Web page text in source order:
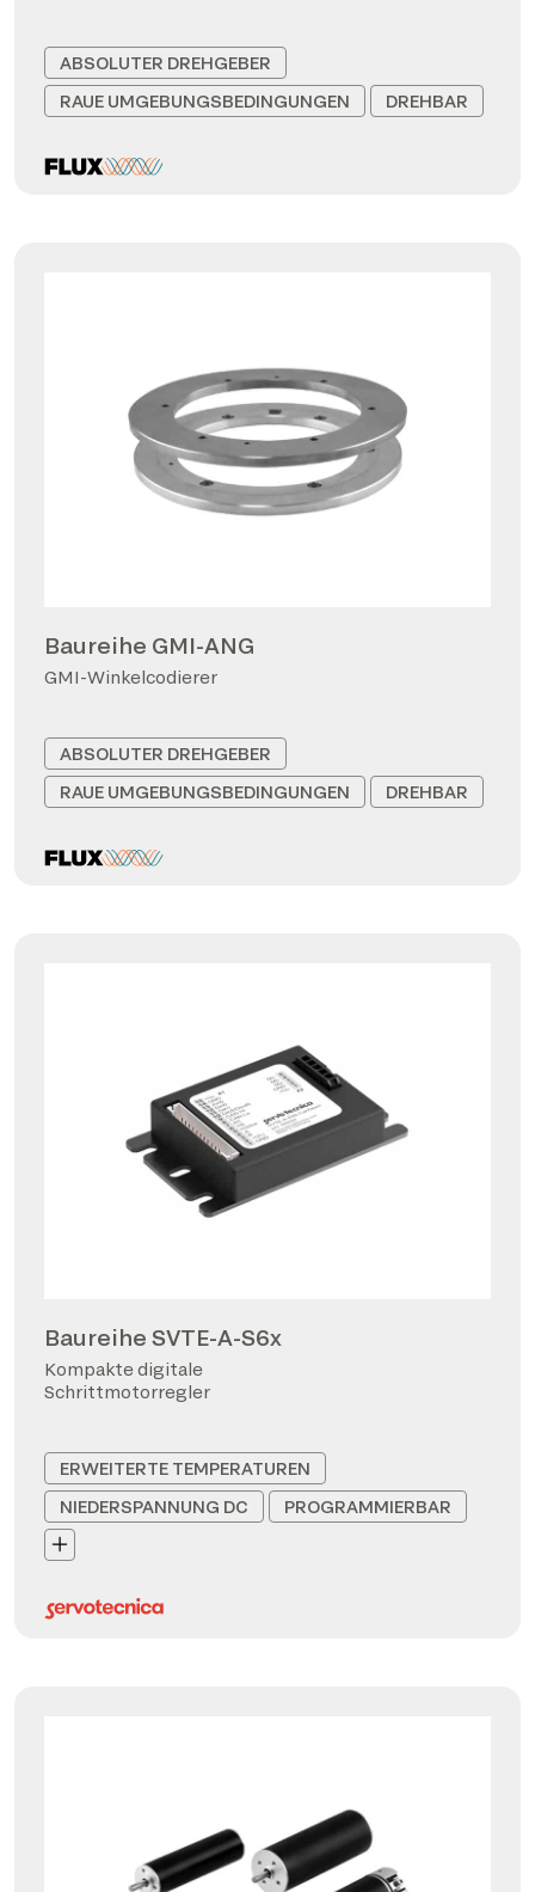
ABSOLUTER DREHGEBER
RAUE UMGEBUNGSBEDINGUNGEN
DREHBAR
Baureihe GMI-ANG
GMI-Winkelcodierer
ABSOLUTER DREHGEBER
RAUE UMGEBUNGSBEDINGUNGEN
DREHBAR
Baureihe SVTE-A-S6x
Kompakte digitale
Schrittmotorregler
ERWEITERTE TEMPERATUREN
NIEDERSPANNUNG DC
PROGRAMMIERBAR